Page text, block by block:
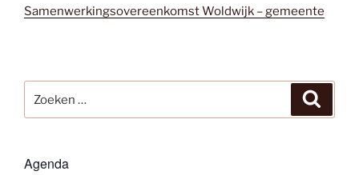
Samenwerkingsovereenkomst Woldwijk – gemeente
naar:
Agenda